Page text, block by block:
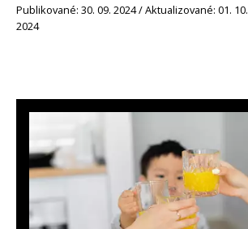
Publikované: 30. 09. 2024 / Aktualizované: 01. 10.
2024